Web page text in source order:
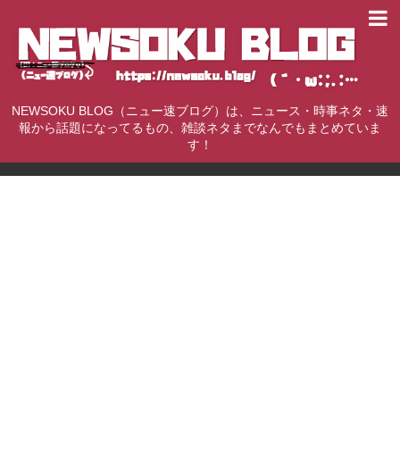
NEWSOKU BLOG（ニュー速ブログ）は、ニュース・時事ネタ・速
報から話題になってるもの、雑談ネタまでなんでもまとめていま
す！